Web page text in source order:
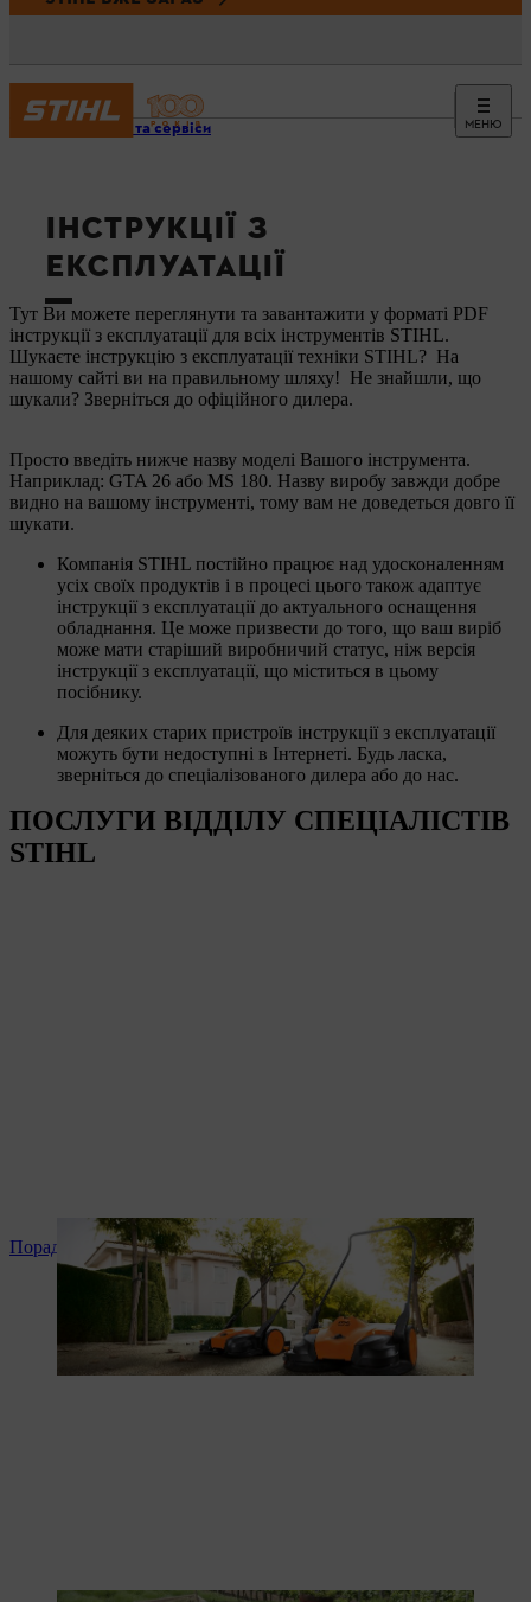
МЕНЮ
Новини та сервіси
ІНСТРУКЦІЇ З
ЕКСПЛУАТАЦІЇ
Тут Ви можете переглянути та завантажити у форматі PDF
інструкції з експлуатації для всіх інструментів STIHL.
Шукаєте інструкцію з експлуатації техніки STIHL? На
нашому сайті ви на правильному шляху! Не знайшли, що
шукали? Зверніться до офіційного дилера.
Просто введіть нижче назву моделі Вашого інструмента.
Наприклад: GTA 26 або MS 180. Назву виробу завжди добре
видно на вашому інструменті, тому вам не доведеться довго її
шукати.
Компанія STIHL постійно працює над удосконаленням
усіх своїх продуктів і в процесі цього також адаптує
інструкції з експлуатації до актуального оснащення
обладнання. Це може призвести до того, що ваш виріб
може мати старіший виробничий статус, ніж версія
інструкції з експлуатації, що міститься в цьому
посібнику.
Для деяких старих пристроїв інструкції з експлуатації
можуть бути недоступні в Інтернеті. Будь ласка,
зверніться до спеціалізованого дилера або до нас.
ПОСЛУГИ ВІДДІЛУ СПЕЦІАЛІСТІВ
STIHL
Поради та інструкція до продукту